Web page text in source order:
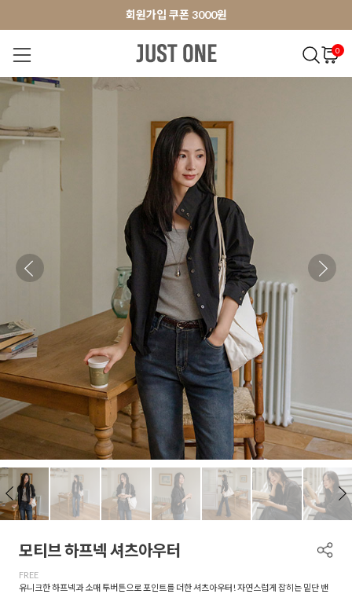
앱 다운로드 10% 할인쿠폰
회원가입 쿠폰 3000원
앱 다운로드 10% 할인쿠폰
0
NEW 7% BEST
모티브 하프넥 셔츠아우터
FREE
유니크한 하프넥과 소매 투버튼으로 포인트를 더한 셔츠아우터! 자연스럽게 잡히는 밑단 밴